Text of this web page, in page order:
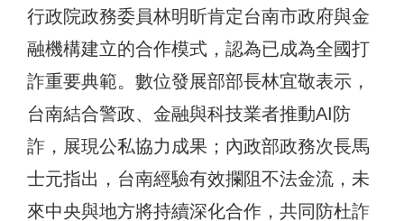
行政院政務委員林明昕肯定台南市政府與金
融機構建立的合作模式，認為已成為全國打
詐重要典範。數位發展部部長林宜敬表示，
台南結合警政、金融與科技業者推動AI防
詐，展現公私協力成果；內政部政務次長馬
士元指出，台南經驗有效攔阻不法金流，未
來中央與地方將持續深化合作，共同防杜詐